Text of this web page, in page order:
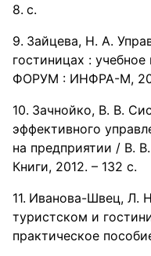
с.
Зайцева, Н. А.
гостиницах :
ФОРУМ : ИНФРА-М,
Зачнойко, В. В.
эффективного
на предприятии / В.
Книги, 2012. – 132 с.
Иванова-Швец, Л.
туристском и
практическое